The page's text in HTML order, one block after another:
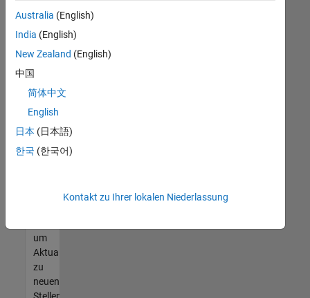
keine
offenen
Stellen
können,
die
Ihren
entsprechen,
werden
unseres
um
Aktualisierungen
zu
neuen
Australia (English)
India (English)
New Zealand (English)
中国
简体中文
English
日本 (日本語)
한국 (한국어)
Kontakt zu Ihrer lokalen Niederlassung